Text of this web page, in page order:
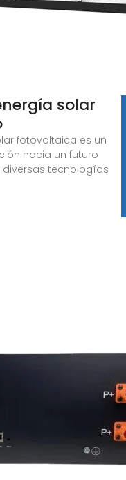
solar
fotovoltaica es un
hacia un futuro
diversas tecnologías